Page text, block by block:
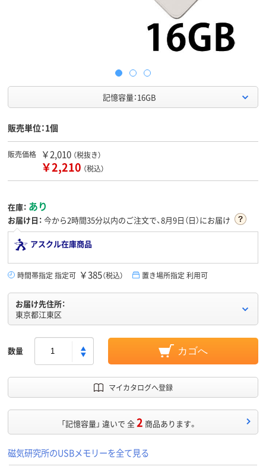
記憶容量：16GB
販売単位：1個
販売価格 ￥2,010 （税抜き）
￥2,210 （税込）
在庫： あり
お届け日： 今から2時間35分以内のご注文で、8月9日（日）にお届け
アスクル在庫商品
時間帯指定 指定可 ￥385（税込） 置き場所指定 利用可
お届け先住所：
東京都江東区
数量 カゴへ
マイカタログへ登録
「記憶容量」 違いで 全2 商品あります。
磁気研究所のUSBメモリーを全て見る